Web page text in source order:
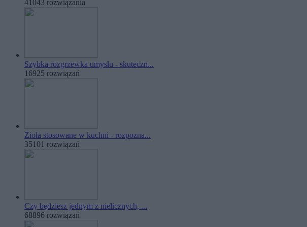
41043 rozwiązania
Szybka rozgrzewka umysłu - skuteczn...
16925 rozwiązań
Zioła stosowane w kuchni - rozpozna...
35101 rozwiązań
Czy będziesz jednym z nielicznych, ...
68896 rozwiązań